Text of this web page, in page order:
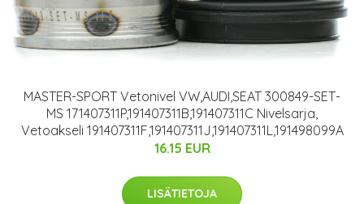
MASTER-SPORT Vetonivel VW,AUDI,SEAT 300849-SET-
MS 171407311P,191407311B,191407311C Nivelsarja,
Vetoakseli 191407311F,191407311J,191407311L,191498099A
16.15 EUR
LISÄTIETOJA